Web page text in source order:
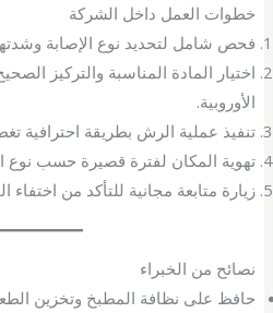
خطوات العمل داخل الشركة
فحص شامل لتحديد نوع الإصابة
اختيار المادة المناسبة والتركيز
الأوروبية.
تنفيذ عملية الرش بطريقة احترافية
تهوية المكان لفترة قصيرة حسب نوع
زيارة متابعة مجانية للتأكد من اختفاء
نصائح من الخبراء
حافظ على نظافة المطبخ وتخزين